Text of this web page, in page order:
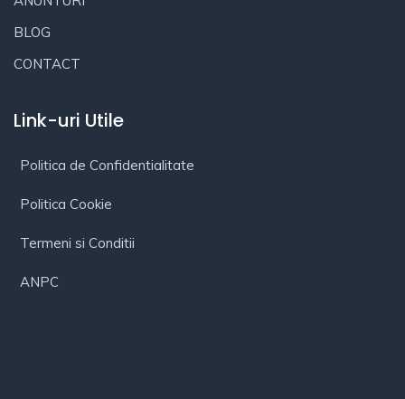
BLOG
CONTACT
Link-uri Utile
Politica de Confidentialitate
Politica Cookie
Termeni si Conditii
ANPC